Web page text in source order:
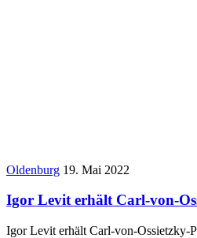
Oldenburg 19. Mai 2022
Igor Levit erhält Carl-von-
Igor Levit erhält Carl-von-Ossietzky-